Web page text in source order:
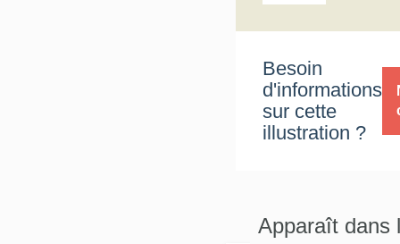
Besoin
d'informations
sur cette
illustration ?
Apparaît dans